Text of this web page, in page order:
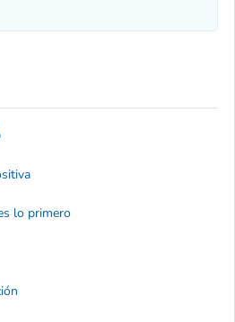
lo primero